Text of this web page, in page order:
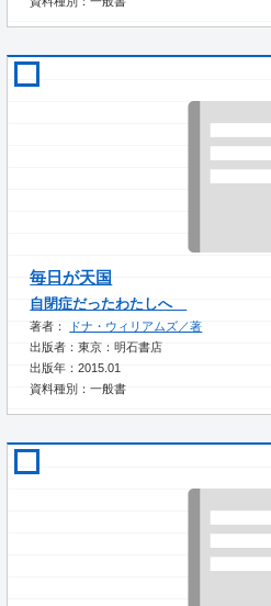
毎日が天国
自閉症だったわたしへ
著者：
ドナ・ウィリアムズ／著
出版者：東京：明石書店
出版年：2015.01
資料種別：一般書